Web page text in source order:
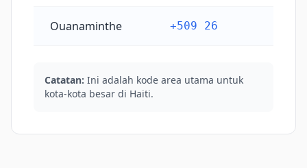
Ouanaminthe +509 26
Catatan: Ini adalah kode area utama untuk
kota-kota besar di Haiti.